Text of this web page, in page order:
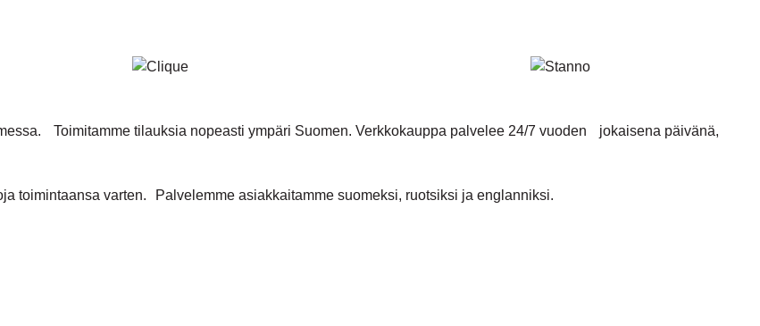
Toimitamme tilauksia nopeasti ympäri Suomen. Verkkokauppa palvelee 24/7 vuoden jokaisena päivänä,
toimintaansa varten. Palvelemme asiakkaitamme suomeksi, ruotsiksi ja englanniksi.